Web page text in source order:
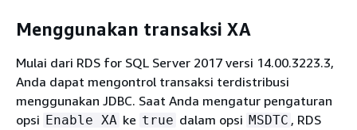
Menggunakan transaksi XA
Mulai dari RDS for SQL Server 2017 versi 14.00.3223.3,
Anda dapat mengontrol transaksi terdistribusi
menggunakan JDBC. Saat Anda mengatur pengaturan
opsi Enable XA ke true dalam opsi MSDTC , RDS